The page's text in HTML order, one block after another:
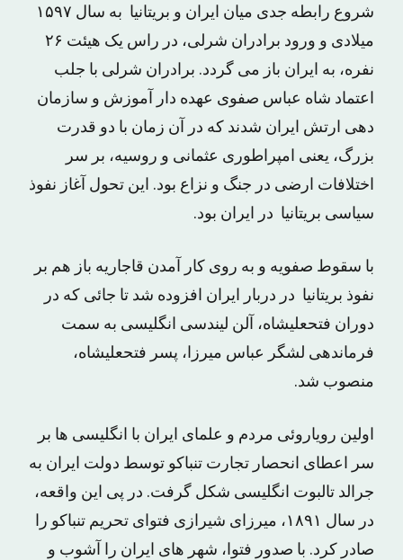
شروع رابطه جدی میان ایران و بریتانیا به سال ۱۵۹۷
میلادی و ورود برادران شرلی، در راس یک هیئت ۲۶
نفره، به ایران باز می گردد. برادران شرلی با جلب
اعتماد شاه عباس صفوی عهده دار آموزش و سازمان
دهی ارتش ایران شدند که در آن زمان با دو قدرت
بزرگ، یعنی امپراطوری عثمانی و روسیه، بر سر
اختلافات ارضی در جنگ و نزاع بود. این تحول آغاز نفوذ
سیاسی بریتانیا در ایران بود.
با سقوط صفویه و به روی کار آمدن قاجاریه باز هم بر
نفوذ بریتانیا در دربار ایران افزوده شد تا جائی که در
دوران فتحعلیشاه، آلن لیندسی انگلیسی به سمت
فرماندهی لشگر عباس میرزا، پسر فتحعلیشاه،
منصوب شد.
اولین رویاروئی مردم و علمای ایران با انگلیسی ها بر
سر اعطای انحصار تجارت تنباکو توسط دولت ایران به
جرالد تالبوت انگلیسی شکل گرفت. در پی این واقعه،
در سال ۱۸۹۱، میرزای شیرازی فتوای تحریم تنباکو را
صادر کرد. با صدور فتوا، شهر های ایران را آشوب و